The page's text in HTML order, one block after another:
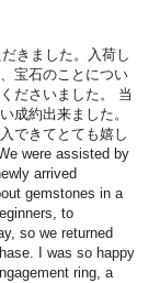
きました。入荷し
宝石のことについ
ださいました。 当
成約出来ました。
できてとても嬉し
were assisted by
arrived
gemstones in a
to
so we returned
I was so happy
ring, a